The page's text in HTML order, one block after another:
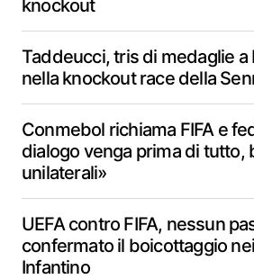
knockout
Taddeucci, tris di medaglie a
nella knockout race della
Conmebol richiama FIFA e
dialogo venga prima di tutto,
unilaterali»
UEFA contro FIFA, nessun
confermato il boicottaggio
Infantino